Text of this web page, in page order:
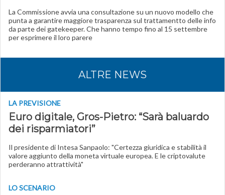
La Commissione avvia una consultazione su un nuovo modello che
punta a garantire maggiore trasparenza sul trattamentto delle info
da parte dei gatekeeper. Che hanno tempo fino al 15 settembre
per esprimere il loro parere
ALTRE NEWS
LA PREVISIONE
Euro digitale, Gros-Pietro: “Sarà baluardo
dei risparmiatori”
Il presidente di Intesa Sanpaolo: "Certezza giuridica e stabilità il
valore aggiunto della moneta virtuale europea. E le criptovalute
perderanno attrattività"
LO SCENARIO